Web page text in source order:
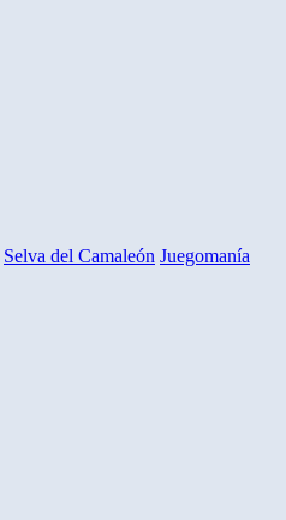
Selva del Camaleón Juegomanía